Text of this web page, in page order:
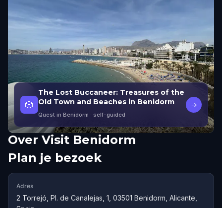
🎲
The Lost Buccaneer: Treasures of the
Old Town and Beaches in Benidorm
Quest in Benidorm · self-guided
→
Over Visit Benidorm
Plan je bezoek
Adres
2 Torrejó, Pl. de Canalejas, 1, 03501 Benidorm, Alicante,